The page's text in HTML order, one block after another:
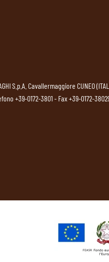
S.p.A. Cavallermaggiore CUNEO
+39-0172-3801- Fax +39-0172-